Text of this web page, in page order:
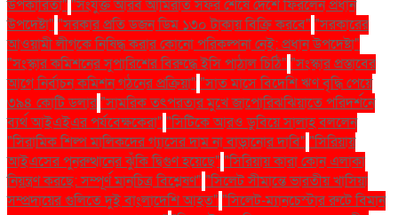
উপকারিতা" "সংযুক্ত আরব আমিরাত সফর শেষে দেশে ফিরলেন প্রধান
উপদেষ্টা" "সরকার প্রতি ডজন ডিম ১৩০ টাকায় বিক্রি করবে" "সরকারের
আওয়ামী লীগকে নিষিদ্ধ করার কোনো পরিকল্পনা নেই: প্রধান উপদেষ্টা"
"সংস্কার কমিশনের সুপারিশের বিরুদ্ধে ইসি পাঠাল চিঠি" "সংস্কার প্রস্তাবের
আগে নির্বাচন কমিশন গঠনের প্রক্রিয়া" "সাত মাসে বিদেশি ঋণ বৃদ্ধি পেয়ে
৩৯৪ কোটি ডলার"সামরিক তৎপরতার মুখে জাপোরিঝঝিয়াতে পরিদর্শনে
ব্যর্থ আইএইএর পর্যবেক্ষকেরা" "সিটিকে আরও ডুবিয়ে সালাহ বললেন
"সিরামিক শিল্প মালিকদের গ্যাসের দাম না বাড়ানোর দাবি" "সিরিয়ায়
আইএসের পুনরুত্থানের ঝুঁকি দ্বিগুণ হয়েছে" "সিরিয়ায় কারা কোন এলাকা
নিয়ন্ত্রণ করছে: সম্পূর্ণ মানচিত্র বিশ্লেষণ" "সিলেট সীমান্তে ভারতীয় খাসিয়া
সম্প্রদায়ের গুলিতে দুই বাংলাদেশি আহত" "সিলেট-ম্যানচেস্টার রুটে বিমান